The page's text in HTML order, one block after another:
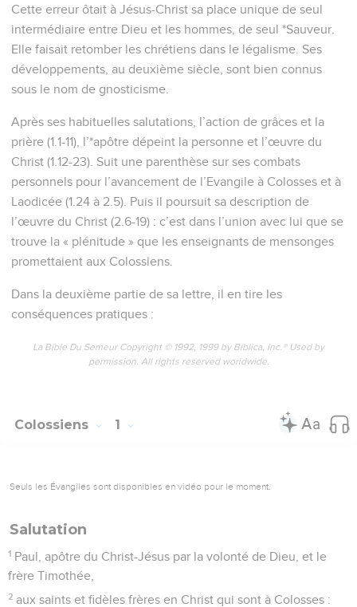
Cette erreur ôtait à Jésus-Christ sa place unique de seul
intermédiaire entre Dieu et les hommes, de seul *Sauveur.
Elle faisait retomber les chrétiens dans le légalisme. Ses
développements, au deuxième siècle, sont bien connus
sous le nom de gnosticisme.
Après ses habituelles salutations, l’action de grâces et la
prière (1.1-11), l’*apôtre dépeint la personne et l’œuvre du
Christ (1.12-23). Suit une parenthèse sur ses combats
personnels pour l’avancement de l’Evangile à Colosses et à
Laodicée (1.24 à 2.5). Puis il poursuit sa description de
l’œuvre du Christ (2.6-19) : c’est dans l’union avec lui que se
trouve la « plénitude » que les enseignants de mensonges
promettaient aux Colossiens.
Dans la deuxième partie de sa lettre, il en tire les
conséquences pratiques :
La Bible Du Semeur Copyright © 1992, 1999 by Biblica, Inc.® Used by
permission. All rights reserved worldwide.
Colossiens 1
Seuls les Évangiles sont disponibles en vidéo pour le moment.
Salutation
1 Paul, apôtre du Christ-Jésus par la volonté de Dieu, et le
frère Timothée,
2 aux saints et fidèles frères en Christ qui sont à Colosses :